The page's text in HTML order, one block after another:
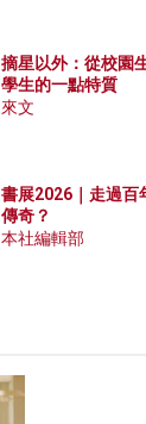
摘星以外：從校園
學生的一點特質
來文
書展2026｜走過百
傳奇？
本社編輯部